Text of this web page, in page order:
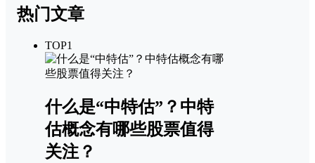
热门文章
TOP1
什么是“中特估”？中特
估概念有哪些股票值得
关注？